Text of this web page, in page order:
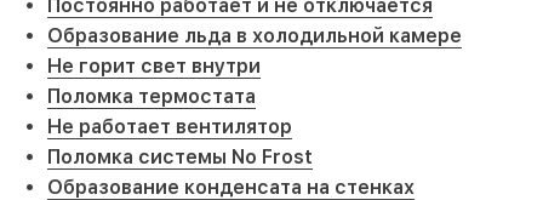
Постоянно работает и не отключается
Образование льда в холодильной камере
Не горит свет внутри
Поломка термостата
Не работает вентилятор
Поломка системы No Frost
Образование конденсата на стенках